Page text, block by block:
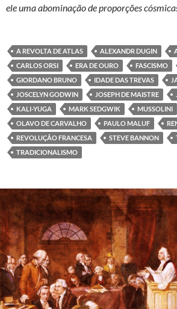
ele uma abominação de proporções
A REVOLTA DE ATLAS ALEXANDR DUGIN
CARLOS ORSI
ERA DE OURO FASCISMO
GIORDANO BRUNO
IDADE DAS TREVAS
JOSCELYN GODWIN
JOSEPH DE MAISTRE
KALI-YUGA
MARK SEDGWIK MUSSOLINI
OLAVO DE CARVALHO
PAULO MALUF
REVOLUÇÃO FRANCESA
STEVE BANNON
TRADICIONALISMO